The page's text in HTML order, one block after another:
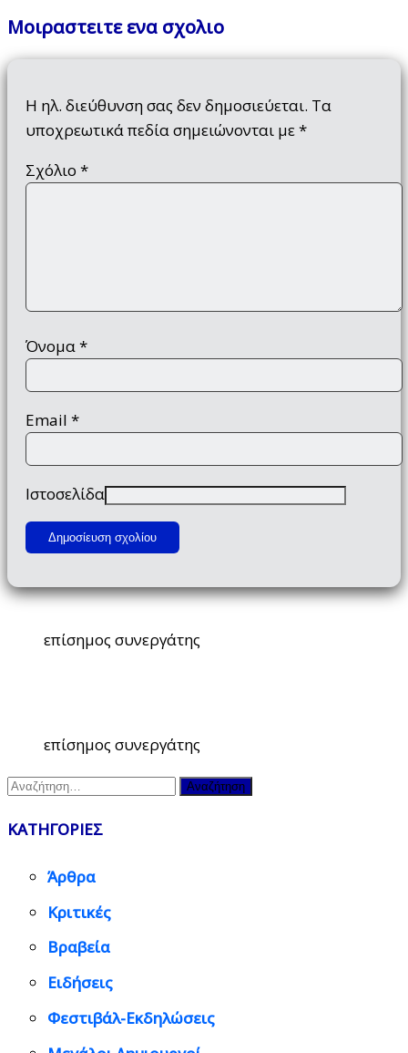
Μοιραστειτε ενα σχολιο
Η ηλ. διεύθυνση σας δεν δημοσιεύεται. Τα
υποχρεωτικά πεδία σημειώνονται με*
Σχόλιο *
Όνομα*
Email *
Ιστοσελίδα
επίσημος συνεργάτης
επίσημος συνεργάτης
Αναζήτηση
ΚΑΤΗΓΟΡΙΕΣ
Άρθρα
Κριτικές
Βραβεία
Ειδήσεις
Φεστιβάλ-Εκδηλώσεις